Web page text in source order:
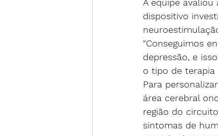
A equipe
dispositivo
"Conseguimos
depressão, e
o tipo de terapia
Para
área cerebral
região do
sintomas de